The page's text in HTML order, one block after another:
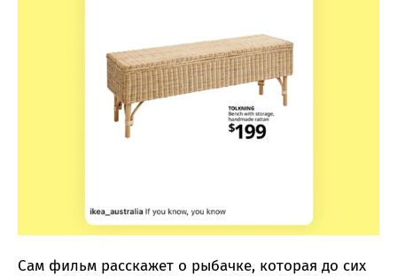
Сам фильм расскажет о рыбачке, которая до сих